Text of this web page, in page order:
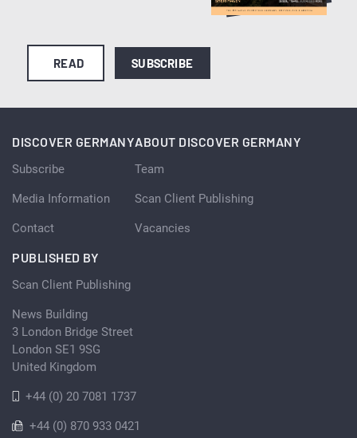
READ SUBSCRIBE
DISCOVER GERMANY
Subscribe
Media Information
Contact
ABOUT DISCOVER GERMANY
Team
Scan Client Publishing
Vacancies
PUBLISHED BY
Scan Client Publishing
News Building
3 London Bridge Street
London SE1 9SG
United Kingdom
+44 (0) 20 7081 1737
+44 (0) 870 933 0421